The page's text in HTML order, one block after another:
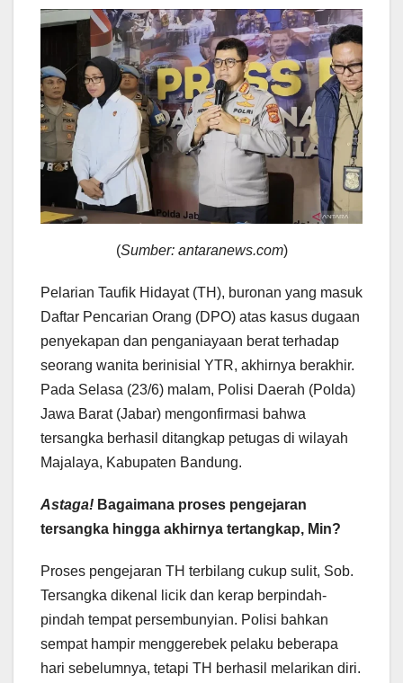
(Sumber: antaranews.com)
Pelarian Taufik Hidayat (TH), buronan yang masuk
Daftar Pencarian Orang (DPO) atas kasus dugaan
penyekapan dan penganiayaan berat terhadap
seorang wanita berinisial YTR, akhirnya berakhir.
Pada Selasa (23/6) malam, Polisi Daerah (Polda)
Jawa Barat (Jabar) mengonfirmasi bahwa
tersangka berhasil ditangkap petugas di wilayah
Majalaya, Kabupaten Bandung.
​Astaga! Bagaimana proses pengejaran
tersangka hingga akhirnya tertangkap, Min?
​Proses pengejaran TH terbilang cukup sulit, Sob.
Tersangka dikenal licik dan kerap berpindah-
pindah tempat persembunyian. Polisi bahkan
sempat hampir menggerebek pelaku beberapa
hari sebelumnya, tetapi TH berhasil melarikan diri.